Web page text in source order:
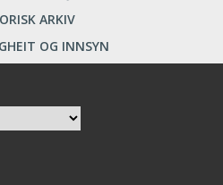
ARKIV
OG INNSYN